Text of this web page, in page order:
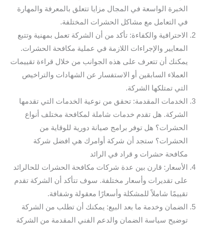
الخبرة الواسعة في المجال مزايا تتعلق بالمعرفة والمهارة
في التعامل مع مشاكل الحشرات المختلفة.
الاحترافية والكفاءة: تأكد من أن الشركة تعمل بمهنية وتتبع
المعايير والإجراءات اللازمة في عملية مكافحة الحشرات.
يمكنك أن تتعرف على هذه الجوانب من خلال قراءة تقييمات
العملاء السابقين أو الاستفسار عن الشهادات والتراخيص
التي تمتلكها الشركة.
الخدمات المقدمة: تحقق من نوعية الخدمات التي تقدمها
الشركة. هل تقدم خدمات شاملة لمكافحة مختلف أنواع
الحشرات؟ هل توفر برامج صيانة دورية للوقاية من
الحشرات؟ ستجد أن شركة أوامرك هي افضل شركة
مكافحة حشرات و قراد في الرائد
الأسعار: قارن بين عدة شركات مكافحة الحشرات للحالرائد
على تقديرات وأسعار مختلفة. سوف تتأكد أن الشركة تقدم
تقييمًا شاملاً للمشكلة وأسعارًا معقولة وشفافة.
الضمان وخدمة ما بعد البيع: يمكنك أن تطلب من الشركة
توضيح سياسة الضمان والدعم الفني المقدمة من الشركة